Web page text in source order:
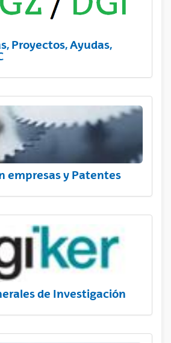
Proyectos, Ayudas,
empresas y Patentes
de Investigación